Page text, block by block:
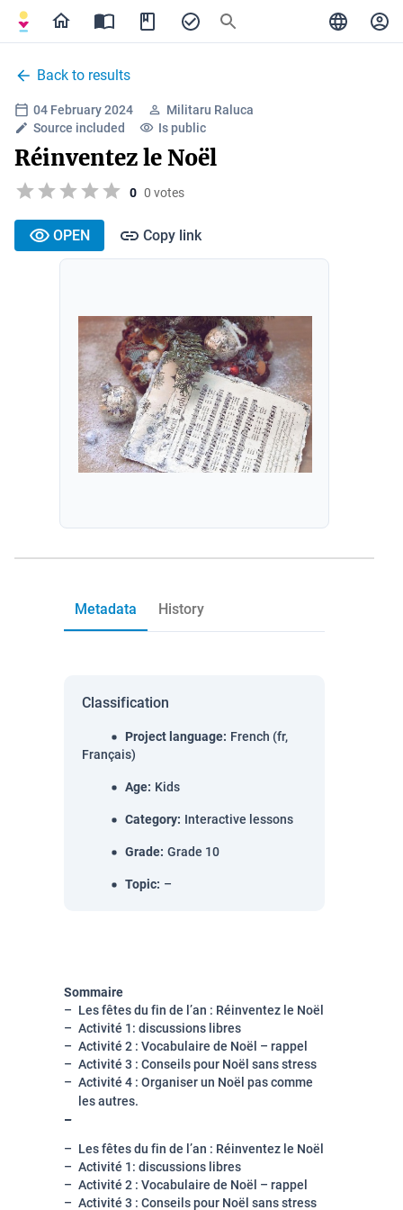
Back to results
04 February 2024
Militaru Raluca
Source included
Is public
Réinventez le Noël
0 0 votes
OPEN Copy link
Metadata History
Classification
Project language: French (fr,
Français)
Age: Kids
Category: Interactive lessons
Grade: Grade 10
Topic: –
Sommaire
Les fêtes du fin de l’an : Réinventez le Noë
Activité 1: discussions libres
Activité 2 : Vocabulaire de Noël – rappel
Activité 3 : Conseils pour Noël sans stress
Activité 4 : Organiser un Noël pas comme
les autres.
Les fêtes du fin de l’an : Réinventez le Noë
Activité 1: discussions libres
Activité 2 : Vocabulaire de Noël – rappel
Activité 3 : Conseils pour Noël sans stress